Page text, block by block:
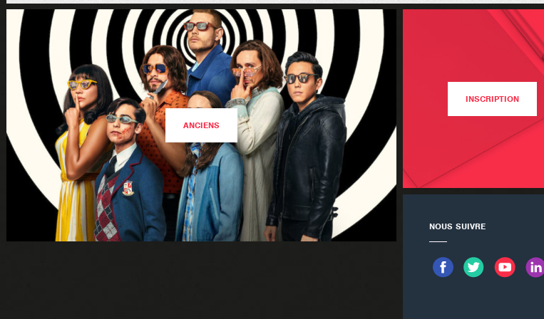
ANCIENS
INSCRIPTION
NOUS SUIVRE